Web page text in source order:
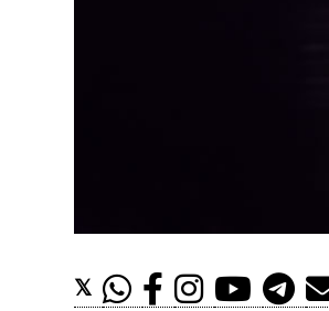
e
e
𝕏